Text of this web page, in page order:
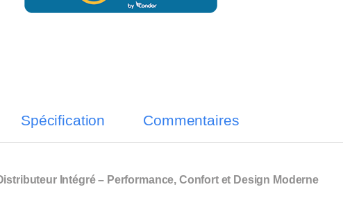
Spécification Commentaires
Intégré – Performance, Confort et Design Moderne